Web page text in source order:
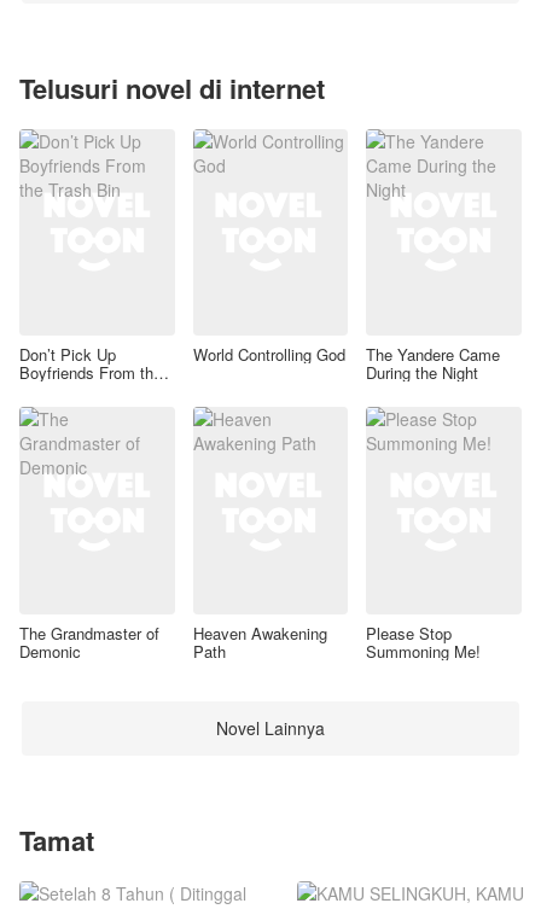
Telusuri novel di internet
Don’t Pick Up
Boyfriends From the
World Controlling God The Yandere Came
During the Night
The Grandmaster of
Demonic
Heaven Awakening
Path
Please Stop
Summoning Me!
Novel Lainnya
Tamat